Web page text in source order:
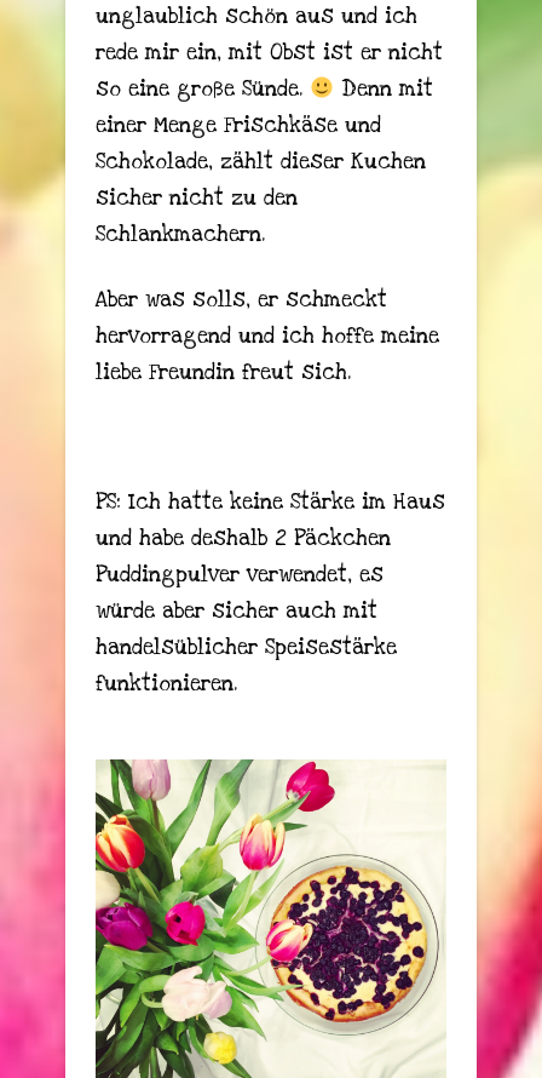
unglaublich schön aus und ich
rede mir ein, mit Obst ist er nicht
so eine große Sünde.
Denn mit
einer Menge Frischkäse und
Schokolade, zählt dieser Kuchen
sicher nicht zu den
Schlankmachern.
Aber was solls, er schmeckt
hervorragend und ich hoffe meine
liebe Freundin freut sich.
PS: Ich hatte keine Stärke im Haus
und habe deshalb 2 Päckchen
Puddingpulver verwendet, es
würde aber sicher auch mit
handelsüblicher Speisestärke
funktionieren.